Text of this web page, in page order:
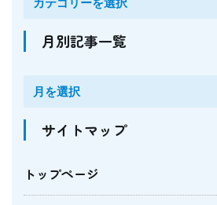
月別記事一覧
サイトマップ
トップページ